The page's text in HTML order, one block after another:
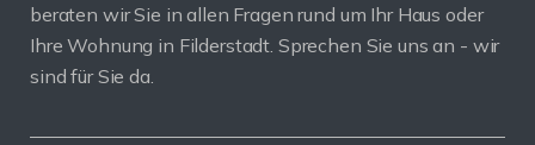
beraten wir Sie in allen Fragen rund um Ihr Haus oder
Ihre Wohnung in Filderstadt. Sprechen Sie uns an - wir
sind für Sie da.